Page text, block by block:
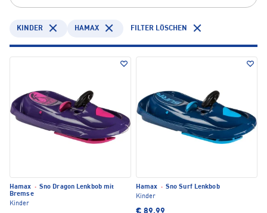
KINDER HAMAX FILTER LÖSCHEN
Hamax · Sno Dragon Lenkbob mit
Bremse
Kinder
Hamax · Sno Surf Lenkbob
Kinder
€ 89,99